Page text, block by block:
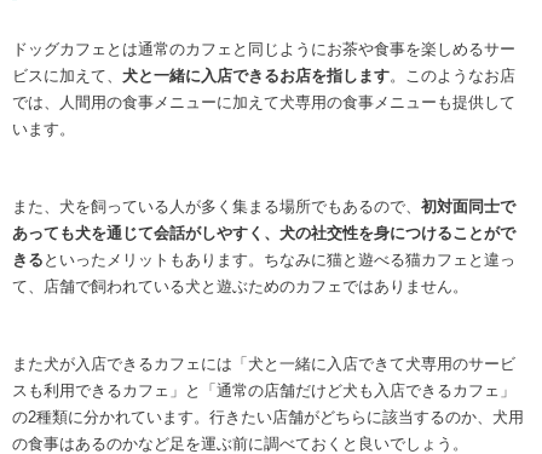
ドッグカフェとは通常のカフェと同じようにお茶や食事を楽しめるサー
ビスに加えて、 犬と一緒に入店できるお店を指します。このようなお店
では、人間用の食事メニューに加えて犬専用の食事メニューも提供して
います。
また、犬を飼っている人が多く集まる場所でもあるので、 初対面同士で
あっても犬を通じて会話がしやすく、犬の社交性を身につけることがで
きる といったメリットもあります。ちなみに猫と遊べる猫カフェと違っ
て、店舗で飼われている犬と遊ぶためのカフェではありません。
また犬が入店できるカフェには「犬と一緒に入店できて犬専用のサービ
スも利用できるカフェ」と「通常の店舗だけど犬も入店できるカフェ」
の2種類に分かれています。行きたい店舗がどちらに該当するのか、犬用
の食事はあるのかなど足を運ぶ前に調べておくと良いでしょう。